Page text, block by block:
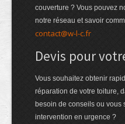
couverture ? Vous pouvez
notre réseau et savoir
contact@w-l-c.fr
Devis pour
Vous souhaitez obtenir
réparation de votre toiture,
besoin de conseils ou vous
intervention en urgence ?